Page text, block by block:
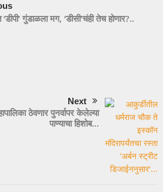
गुंडाळला मग, ‘डीसी’चंही तेच होणार?..
Next
ठेवणार पुनर्वापर केलेल्या
पाण्याचा हिशोब…